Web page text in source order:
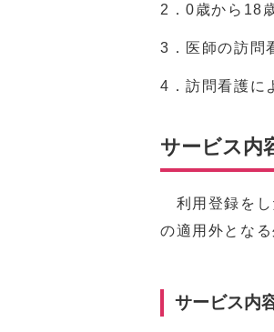
2．0歳から18
3．医師の訪問
4．訪問看護に
サービス内
利用登録をし
の適用外とな
サービス内